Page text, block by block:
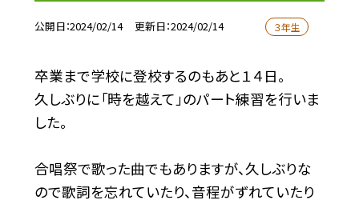
公開日 2024/02/14 更新日 2024/02/14 ３年生
卒業まで学校に登校するのもあと１４日。
久しぶりに「時を越えて」のパート練習を行いま
した。
合唱祭で歌った曲でもありますが、久しぶりな
ので歌詞を忘れていたり、音程がずれていたり